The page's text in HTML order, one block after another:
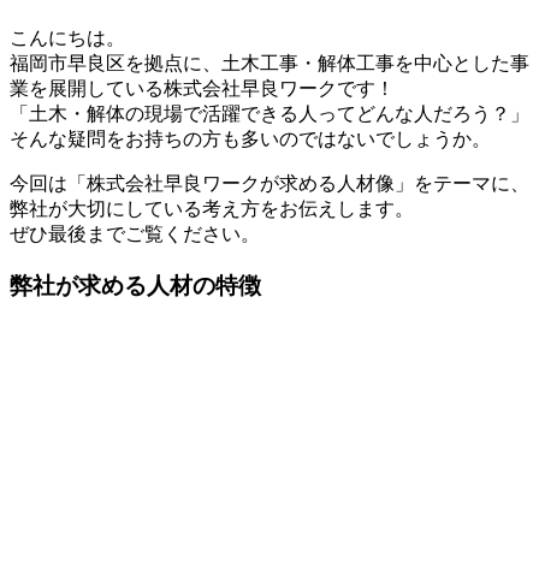
こんにちは。
福岡市早良区を拠点に、土木工事・解体工事を中心とした事
業を展開している株式会社早良ワークです！
「土木・解体の現場で活躍できる人ってどんな人だろう？」
そんな疑問をお持ちの方も多いのではないでしょうか。
今回は「株式会社早良ワークが求める人材像」をテーマに、
弊社が大切にしている考え方をお伝えします。
ぜひ最後までご覧ください。
弊社が求める人材の特徴